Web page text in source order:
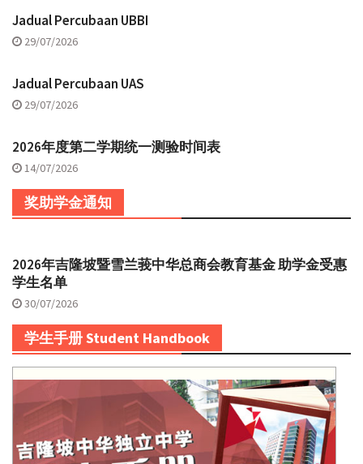
Jadual Percubaan UBBI
29/07/2026
Jadual Percubaan UAS
29/07/2026
2026年度第二学期统一测验时间表
14/07/2026
奖助学金通知
2026年吉隆坡暨雪兰莪中华总商会教育基金 助学金受惠
学生名单
30/07/2026
学生手册 Student Handbook